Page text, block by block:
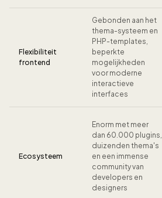
Flexibiliteit
frontend
Gebonden aan het
thema-systeem en
PHP-templates,
beperkte
mogelijkheden
voor moderne
interactieve
interfaces
Ecosysteem
Enorm met meer
dan 60.000 plugins,
duizenden thema's
en een immense
community van
developers en
designers